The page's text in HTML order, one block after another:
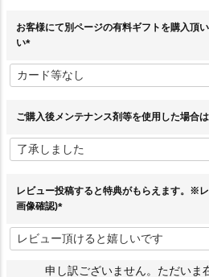
お客様にて別ページの有料ギフトを購入頂
い
必
須
ご購入後メンテナンス剤等を使用した場合
レビュー投稿すると特典がもらえます。※
画像確認)
必
須
)
申し訳ございません。ただいま